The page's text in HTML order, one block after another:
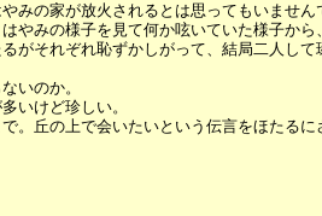
の家が放火されるとは思ってもいませ
みの様子を見て何か呟いていた様子から
がそれぞれ恥ずかしがって、結局二人し
いのか。
いけど珍しい。
。丘の上で会いたいという伝言をほたる